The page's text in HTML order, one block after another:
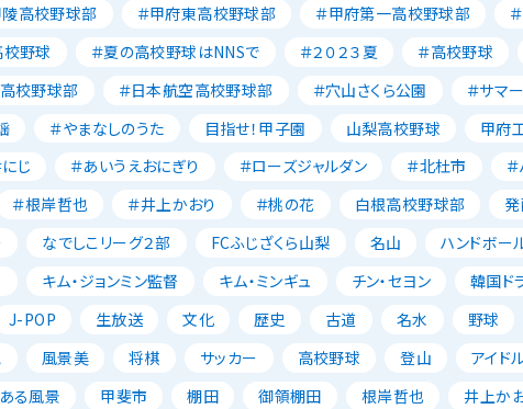
陵高校野球部 ＃甲府東高校野球部 ＃甲府第一高校野球部
校野球 ＃夏の高校野球はNNSで ＃２０２３夏 ＃高校野球
校野球部 ＃日本航空高校野球部 ＃穴山さくら公園
＃サマ
＃やまなしのうた 目指せ！甲子園 山梨高校野球
甲府
にじ ＃あいうえおにぎり ＃ローズジャルダン ＃北杜市
＃根岸哲也 ＃井上かおり ＃桃の花 白根高校野球部
なでしこリーグ２部 FCふじざくら山梨 名山 ハンドボー
キム・ジョンミン監督 キム・ミンギュ チン・セヨン 韓国ド
J-POP 生放送 文化 歴史 古道 名水 野球
風景美 将棋 サッカー 高校野球 登山 アイド
る風景 甲斐市 棚田 御領棚田 根岸哲也 井上か